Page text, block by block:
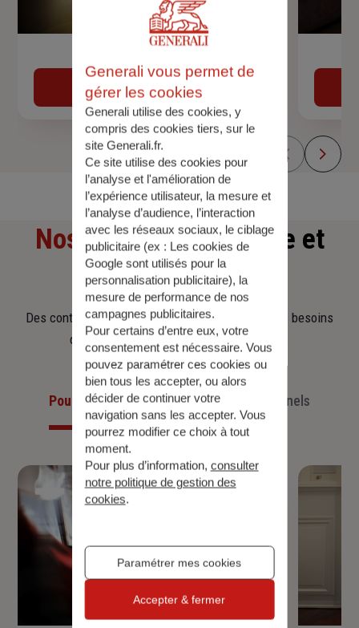
Obtenir une estimation
Nos offresd'assurance et
d'épargne
Des contrats clairs et flexibles pour sécuriser vos besoins
d’aujourd’hui et anticiper ceux de demain.
Pour les particuliersPour les professionnels
Generali vous permet de
gérer les cookies
Generali utilise des cookies, y
compris des cookies tiers, sur le
site Generali.fr.
Ce site utilise des cookies pour
l’analyse et l'amélioration de
l’expérience utilisateur, la mesure et
l’analyse d’audience, l’interaction
avec les réseaux sociaux, le ciblage
publicitaire (ex : Les cookies de
Google sont utilisés pour la
personnalisation publicitaire), la
mesure de performance de nos
campagnes publicitaires.
Pour certains d’entre eux, votre
consentement est nécessaire. Vous
pouvez paramétrer ces cookies ou
bien tous les accepter, ou alors
décider de continuer votre
navigation sans les accepter. Vous
pourrez modifier ce choix à tout
moment.
Pour plus d’information, consulter
notre politique de gestion des
cookies.
Paramétrer mes cookies
Accepter & fermer